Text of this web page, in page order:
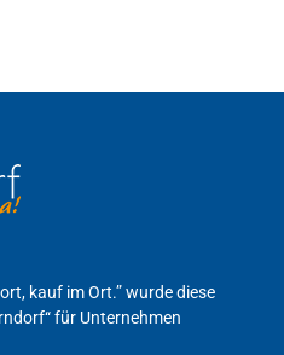
kauf im Ort.” wurde diese
für Unternehmen